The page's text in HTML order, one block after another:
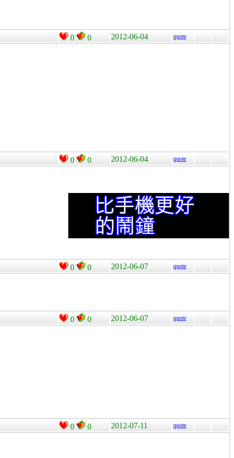
0 0 2012-06-04 quote
0 0 2012-06-04 quote
0 0 2012-06-07 quote
0 0 2012-06-07 quote
0 0 2012-07-11 quote